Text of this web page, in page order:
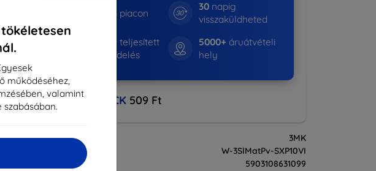
működéséhez,
valamint
éve a piacon
30napig
visszaküldheted
819643+teljesített
megrendelés
5000+áruátvételi
hely
CASHBACK 509 Ft
Márka
3MK
Gyártói cikkszám
W-3SlMatPv-SXP10VI
5903108631099